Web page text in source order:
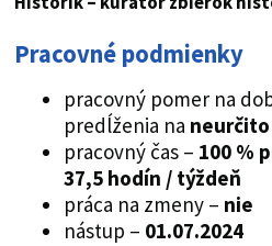
Pracovné podmienky
pracovný pomer na
predĺženia na neurčito
pracovný čas – 100 %
37,5 hodín / týždeň
práca na zmeny – nie
nástup – 01.07.2024